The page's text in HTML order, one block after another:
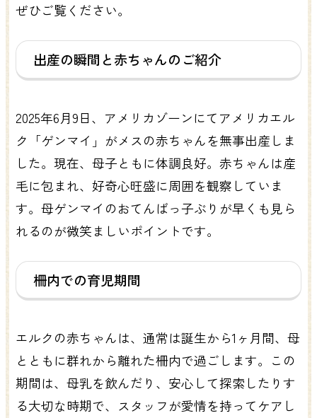
ぜひご覧ください。
出産の瞬間と赤ちゃんのご紹介
2025年6月9日、アメリカゾーンにてアメリカエル
ク「ゲンマイ」がメスの赤ちゃんを無事出産しま
した。現在、母子ともに体調良好。赤ちゃんは産
毛に包まれ、好奇心旺盛に周囲を観察していま
す。母ゲンマイのおてんばっ子ぶりが早くも見ら
れるのが微笑ましいポイントです。
柵内での育児期間
エルクの赤ちゃんは、通常は誕生から1ヶ月間、母
とともに群れから離れた柵内で過ごします。この
期間は、母乳を飲んだり、安心して探索したりす
る大切な時期で、スタッフが愛情を持ってケアし